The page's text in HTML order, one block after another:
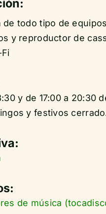
de todo tipo de
y reproductor de
y de 17:00 a 20:30
y festivos
de música